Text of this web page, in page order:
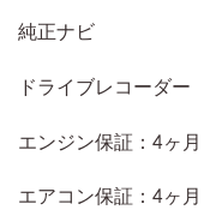
純正ナビ
ドライブレコーダー
エンジン保証：4ヶ月
エアコン保証：4ヶ月